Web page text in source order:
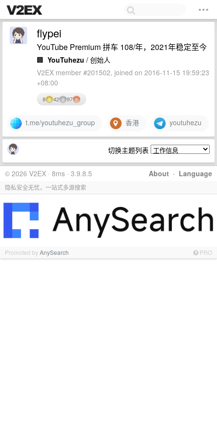
flypei
YouTube Premium 拼车 108/年，2021年稳定至今
🏢 YouTuhezu / 创始人
V2EX member #201502, joined on 2016-11-15 19:59:23
+08:00
8 42 97
t.me/youtuhezu_group 香港 youtuhezu
切换主题列表
About · Language
© 2026 V2EX · 8ms · 3.9.8.5
隐私安全无忧，一站式多源搜索
Promoted byAnySearch PRO